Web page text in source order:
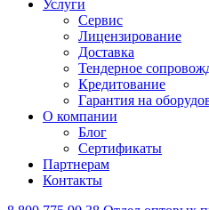
Услуги
Сервис
Лицензирование
Доставка
Тендерное
Кредитование
Гарантия на
О компании
Блог
Сертификаты
Партнерам
Контакты